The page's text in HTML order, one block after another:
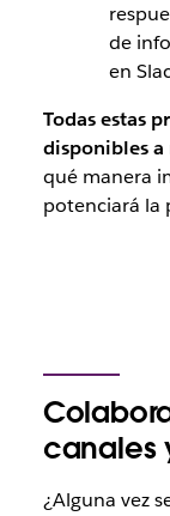
de
en
Todas estas
disponibles a
qué manera
potenciará la
canales
¿Alguna vez